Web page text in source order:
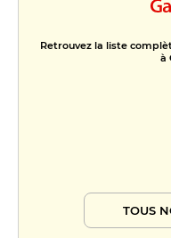
Retrouvez la liste
à
TOUS